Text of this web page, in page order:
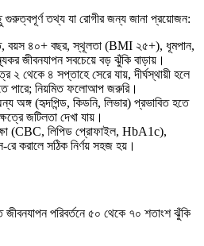
গুরুত্বপূর্ণ তথ্য যা রোগীর জন্য জানা প্রয়োজন:
বয়স ৪০+ বছর, স্থূলতা (BMI ২৫+), ধূমপান,
জীবনযাপন সবচেয়ে বড় ঝুঁকি বাড়ায়।
২ থেকে ৪ সপ্তাহে সেরে যায়, দীর্ঘস্থায়ী হলে
পারে; নিয়মিত ফলোআপ জরুরি।
অঙ্গ (হৃদপিন্ড, কিডনি, লিভার) প্রভাবিত হতে
জটিলতা দেখা যায়।
(CBC, লিপিড প্রোফাইল, HbA1c),
রে করালে সঠিক নির্ণয় সহজ হয়।
জীবনযাপন পরিবর্তনে ৫০ থেকে ৭০ শতাংশ ঝুঁকি